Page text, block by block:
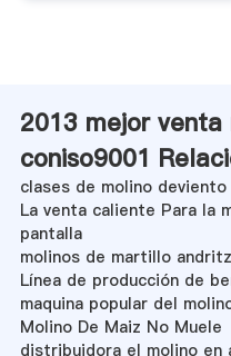
2013 mejor
coniso9001
clases de molino deviento
La venta caliente Para la
pantalla
molinos de martillo
Línea de producción de
maquina popular del
Molino De Maiz No Muele
distribuidora el molino en